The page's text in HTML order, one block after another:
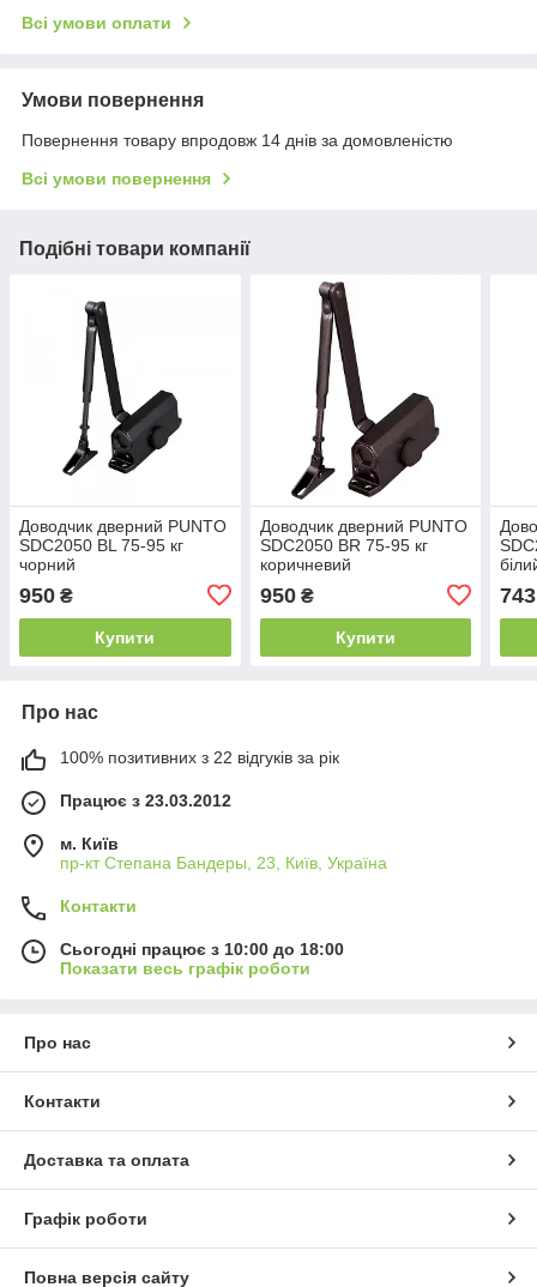
Всі умови оплати
Умови повернення
Повернення товару впродовж 14 днів за домовленістю
Всі умови повернення
Подібні товари компанії
Доводчик дверний PUNTO
SDC2050 BL 75-95 кг
чорний
950 ₴
Купити
Доводчик дверний PUNTO
SDC2050 BR 75-95 кг
коричневий
950₴
Купити
743
Про нас
100% позитивних з 22 відгуків за рік
Працює з 23.03.2012
м. Київ
пр-кт Степана Бандеры, 23, Київ, Україна
Контакти
Сьогодні працює з 10:00 до 18:00
Показати весь графік роботи
Про нас
Контакти
Доставка та оплата
Графік роботи
Повна версія сайту